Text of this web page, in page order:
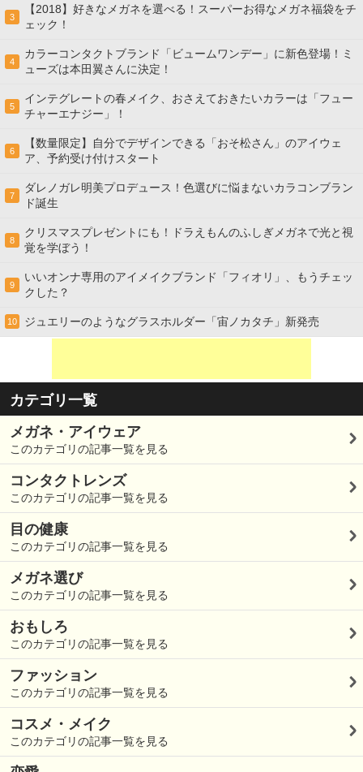
3
【2018】好きなメガネを選べる！スーパーお得なメガネ福袋をチ
ェック！
4
カラーコンタクトブランド「ビュームワンデー」に新色登場！ミ
ューズは本田翼さんに決定！
5
インテグレートの春メイク、おさえておきたいカラーは「フュー
チャーエナジー」！
6
【数量限定】自分でデザインできる「おそ松さん」のアイウェ
ア、予約受け付けスタート
7
ダレノガレ明美プロデュース！色選びに悩まないカラコンブラン
ド誕生
8
クリスマスプレゼントにも！ドラえもんのふしぎメガネで光と視
覚を学ぼう！
9
いいオンナ専用のアイメイクブランド「フィオリ」、もうチェッ
クした？
10 ジュエリーのようなグラスホルダー「宙ノカタチ」新発売
カテゴリ一覧
メガネ・アイウェア
このカテゴリの記事一覧を見る
コンタクトレンズ
このカテゴリの記事一覧を見る
目の健康
このカテゴリの記事一覧を見る
メガネ選び
このカテゴリの記事一覧を見る
おもしろ
このカテゴリの記事一覧を見る
ファッション
このカテゴリの記事一覧を見る
コスメ・メイク
このカテゴリの記事一覧を見る